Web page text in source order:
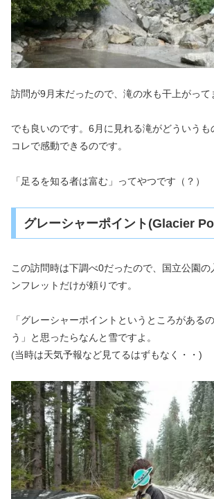
訪問が9月末だったので、滝の水も干上がって
でも良いのです。6月に見れる滝がどういうも
コレで感動できるのです。
「足るを知る者は富む」ってやつです（？）
グレーシャーポイント(Glacier
この訪問時は下調べ0だったので、国立公園
ンフレットだけが頼りです。
「グレーシャーポイントというところがある
う」と思ったらなんと雪ですよ。
(当時は天気予報など見てるはずもなく・・)